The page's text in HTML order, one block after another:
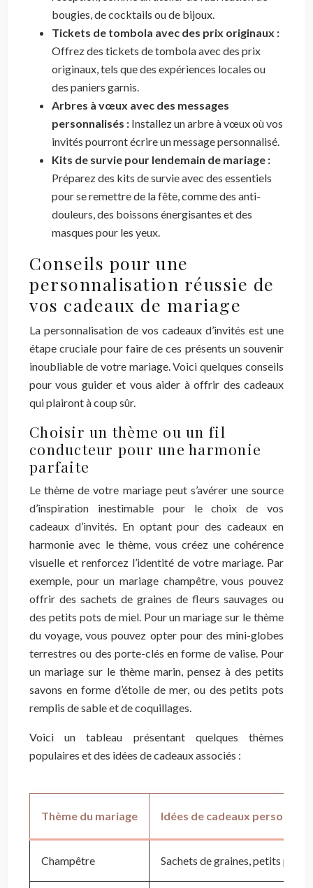
bougies, de cocktails ou de bijoux.
Tickets de tombola avec des prix originaux :
Offrez des tickets de tombola avec des prix
originaux, tels que des expériences locales ou
des paniers garnis.
Arbres à vœux avec des messages
personnalisés : Installez un arbre à vœux où vos
invités pourront écrire un message personnalisé.
Kits de survie pour lendemain de mariage :
Préparez des kits de survie avec des essentiels
pour se remettre de la fête, comme des anti-
douleurs, des boissons énergisantes et des
masques pour les yeux.
Conseils pour une
personnalisation réussie de
vos cadeaux de mariage
La personnalisation de vos cadeaux d’invités est une
étape cruciale pour faire de ces présents un souvenir
inoubliable de votre mariage. Voici quelques conseils
pour vous guider et vous aider à offrir des cadeaux
qui plairont à coup sûr.
Choisir un thème ou un fil
conducteur pour une harmonie
parfaite
Le thème de votre mariage peut s’avérer une source
d’inspiration inestimable pour le choix de vos
cadeaux d’invités. En optant pour des cadeaux en
harmonie avec le thème, vous créez une cohérence
visuelle et renforcez l’identité de votre mariage. Par
exemple, pour un mariage champêtre, vous pouvez
offrir des sachets de graines de fleurs sauvages ou
des petits pots de miel. Pour un mariage sur le thème
du voyage, vous pouvez opter pour des mini-globes
terrestres ou des porte-clés en forme de valise. Pour
un mariage sur le thème marin, pensez à des petits
savons en forme d’étoile de mer, ou des petits pots
remplis de sable et de coquillages.
Voici un tableau présentant quelques thèmes
populaires et des idées de cadeaux associés :
Thème du mariage Idées de cadeaux
Champêtre Sachets de graines, petits pots